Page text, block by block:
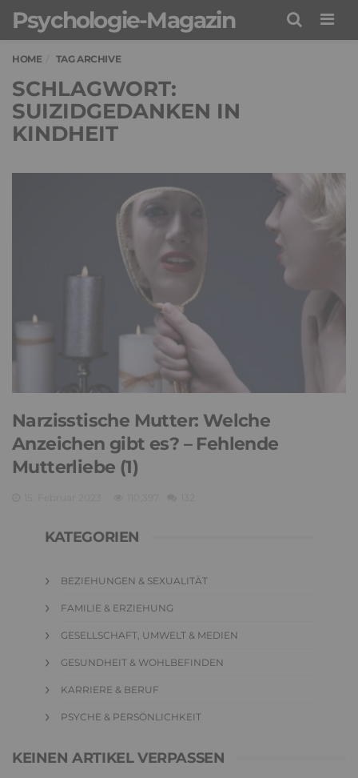
Psychologie-Magazin
HOME TAG ARCHIVE
SCHLAGWORT:
SUIZIDGEDANKEN IN
KINDHEIT
Narzisstische Mutter: Welche
Anzeichen gibt es? – Fehlende
Mutterliebe (1)
KATEGORIEN
BEZIEHUNGEN & SEXUALITÄT
FAMILIE & ERZIEHUNG
GESELLSCHAFT, UMWELT & MEDIEN
GESUNDHEIT & WOHLBEFINDEN
KARRIERE & BERUF
PSYCHE & PERSÖNLICHKEIT
KEINEN ARTIKEL VERPASSEN